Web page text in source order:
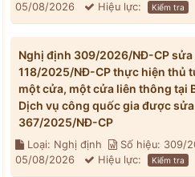
05/08/2026
Hiệu lực: Kiểm tra
Nghị định 309/2026/NĐ-CP
118/2025/NĐ-CP thực hiện thủ
một cửa, một cửa liên thông tại
Dịch vụ công quốc gia được
367/2025/NĐ-CP
Loại: Nghị định Số hiệu: 309/
05/08/2026
Hiệu lực: Kiểm tra